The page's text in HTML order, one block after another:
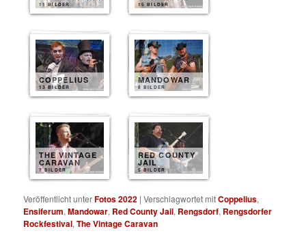
11 BILDER 15 BILDER
COPPELIUS
13 BILDER
MANDOWAR
8 BILDER
THE VINTAGE
CARAVAN
7 BILDER
RED COUNTY
JAIL
5 BILDER
Veröffentlicht unterFotos 2022 |Verschlagwortet mitCoppelius,
Ensiferum,Mandowar, Red County Jail, Rengsdorf, Rengsdorfer
Rockfestival,The Vintage Caravan